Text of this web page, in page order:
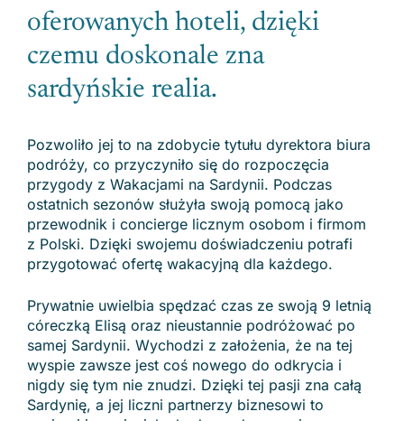
oferowanych hoteli, dzięki
czemu doskonale zna
sardyńskie realia.
Pozwoliło jej to na zdobycie tytułu dyrektora biura
podróży, co przyczyniło się do rozpoczęcia
przygody z Wakacjami na Sardynii. Podczas
ostatnich sezonów służyła swoją pomocą jako
przewodnik i concierge licznym osobom i firmom
z Polski. Dzięki swojemu doświadczeniu potrafi
przygotować ofertę wakacyjną dla każdego.
Prywatnie uwielbia spędzać czas ze swoją 9 letnią
córeczką Elisą oraz nieustannie podróżować po
samej Sardynii. Wychodzi z założenia, że na tej
wyspie zawsze jest coś nowego do odkrycia i
nigdy się tym nie znudzi. Dzięki tej pasji zna całą
Sardynię, a jej liczni partnerzy biznesowi to